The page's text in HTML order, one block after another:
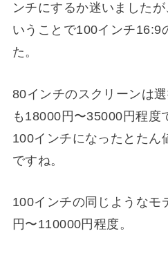
ンチにするか迷いました
いうことで100インチ16:9
た。
80インチのスクリーンは
も18000円〜35000円程度
100インチになったとたん
ですね。
100インチの同じようなモ
円〜110000円程度。